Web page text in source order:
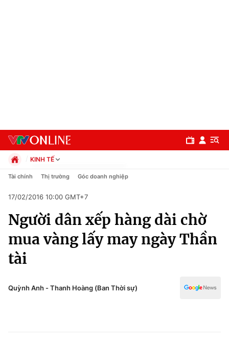
Chuyên mục
Chính trị
Xã hội
Pháp luật
KINH TẾ
Chính trị
Pháp luật
Kinh tế
Thể thao
Truyền hình
Tài chính Thị trường Góc doanh nghiệp
17/02/2016 10:00 GMT+7
Người dân xếp hàng dài chờ
mua vàng lấy may ngày Thần
tài
Quỳnh Anh - Thanh Hoàng (Ban Thời sự)